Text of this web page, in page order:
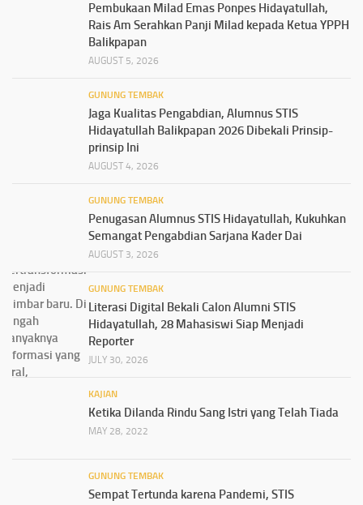
Pembukaan Milad Emas Ponpes Hidayatullah,
Rais Am Serahkan Panji Milad kepada Ketua YPPH
Balikpapan
AUGUST 5, 2026
GUNUNG TEMBAK
Jaga Kualitas Pengabdian, Alumnus STIS
Hidayatullah Balikpapan 2026 Dibekali Prinsip-
prinsip Ini
AUGUST 4, 2026
GUNUNG TEMBAK
Penugasan Alumnus STIS Hidayatullah, Kukuhkan
Semangat Pengabdian Sarjana Kader Dai
AUGUST 3, 2026
GUNUNG TEMBAK
Literasi Digital Bekali Calon Alumni STIS
Hidayatullah, 28 Mahasiswi Siap Menjadi
Reporter
JULY 30, 2026
KAJIAN
Ketika Dilanda Rindu Sang Istri yang Telah Tiada
MAY 28, 2022
GUNUNG TEMBAK
Sempat Tertunda karena Pandemi, STIS